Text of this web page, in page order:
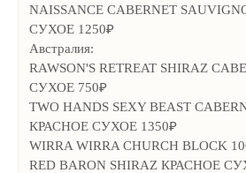
NAISSANCE CABERNET
СУХОЕ 1250₽
Австралия:
RAWSON'S RETREAT SHIRAZ
СУХОЕ 750₽
TWO HANDS SEXY BEAST
КРАСНОЕ СУХОЕ 1350₽
WIRRA WIRRA CHURCH BLOCK
RED BARON SHIRAZ КРАСНОЕ